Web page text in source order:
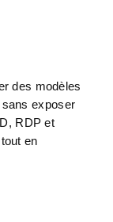
des modèles
exposer
RDP et
en